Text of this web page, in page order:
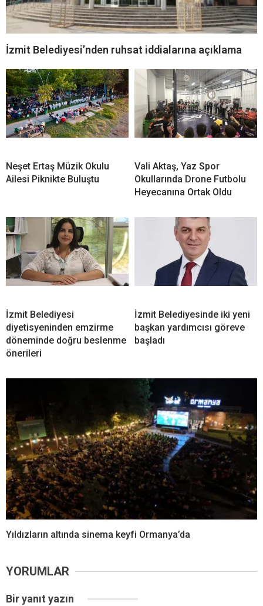
İzmit Belediyesi’nden ruhsat iddialarına açıklama
Neşet Ertaş Müzik Okulu
Ailesi Piknikte Buluştu
Vali Aktaş, Yaz Spor
Okullarında Drone Futbolu
Heyecanına Ortak Oldu
İzmit Belediyesi
diyetisyeninden emzirme
döneminde doğru beslenme
önerileri
İzmit Belediyesinde iki yeni
başkan yardımcısı göreve
başladı
Yıldızların altında sinema keyfi Ormanya’da
YORUMLAR
Bir yanıt yazın